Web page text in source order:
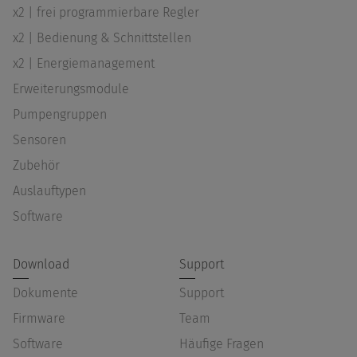
x2 | frei programmierbare Regler
x2 | Bedienung & Schnittstellen
x2 | Energiemanagement
Erweiterungsmodule
Pumpengruppen
Sensoren
Zubehör
Auslauftypen
Software
Download
Dokumente
Firmware
Software
Support
Support
Team
Häufige Fragen